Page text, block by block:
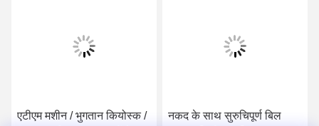
एटीएम मशीन / भुगतान कियोस्क /
नकद के साथ सुरुचिपूर्ण बिल